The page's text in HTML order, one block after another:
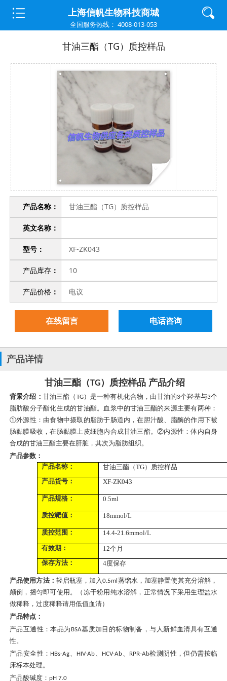
上海信帆生物科技商城
全国服务热线： 4008-013-053
首页> 炎症因子
甘油三酯（TG）质控样品
产品名称： 甘油三酯（TG）质控样品
英文名称：
型号： XF-ZK043
产品库存 ： 10
产品价格 ： 电议
在线留言 电话咨询
产品详情
甘油三酯（TG） 质控样品 产品介绍
背景介绍： 甘油三酯（ TG）是一种有机化合物，由甘油的3个羟基与3个
脂肪酸分子酯化生成的甘油酯。血浆中的甘油三酯的来源主要有两种：
①外源性：由食物中摄取的脂肪于肠道内，在胆汁酸、脂酶的作用下被
肠黏膜吸收，在肠黏膜上皮细胞内合成甘油三酯。②内源性：体内自身
合成的甘油三酯主要在肝脏，其次为脂肪组织。
产品参数：
产品名称：
甘油三酯（TG） 质控样品
产品货号：
XF-ZK043
产品规格： 0.5ml
质控靶值： 18mmol/L
质控范围： 14.4-21.6mmol/L
有效期：
12个月
保存方法：
4度保存
产品使用方法： 轻启瓶塞，加入0.5ml 蒸馏水，加塞静置使其充分溶解，
颠倒，摇匀即可使用。
（冻干粉用纯水溶解，正常情况下采用生理盐水
做稀释 ， 过度稀释请用低值血清）
产品特点：
产品互通性：本品为 BSA基质加目的标物制备，与人新鲜血清具有互通
性。
产品安全性： HBs-Ag、 HIV-Ab、 HCV-Ab、 RPR-Ab检测阴性，但仍需按临
床标本处理。
产品酸碱度： pH 7.0